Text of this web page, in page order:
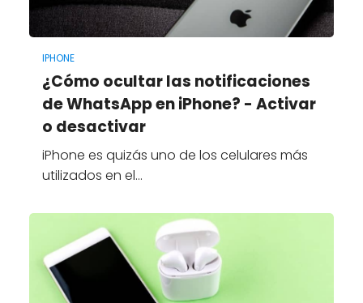
IPHONE
¿Cómo ocultar las notificaciones
de WhatsApp en iPhone? - Activar
o desactivar
iPhone es quizás uno de los celulares más
utilizados en el…